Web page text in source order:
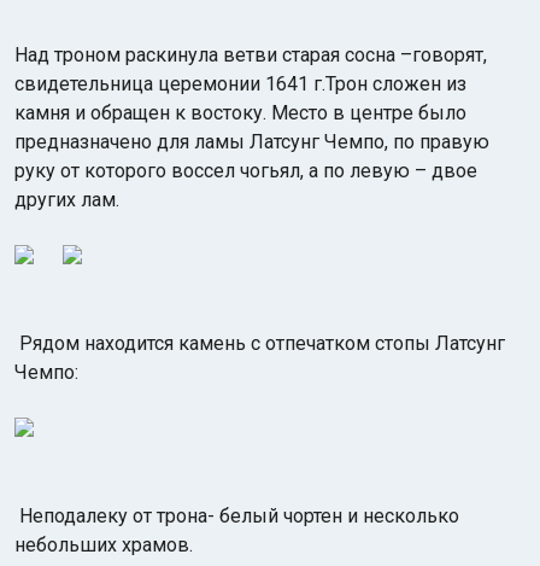
Над троном раскинула ветви старая сосна –говорят,
свидетельница церемонии 1641 г.Трон сложен из
камня и обращен к востоку. Место в центре было
предназначено для ламы Латсунг Чемпо, по правую
руку от которого воссел чогьял, а по левую – двое
других лам.
Рядом находится камень с отпечатком стопы Латсунг
Чемпо:
Неподалеку от трона- белый чортен и несколько
небольших храмов.